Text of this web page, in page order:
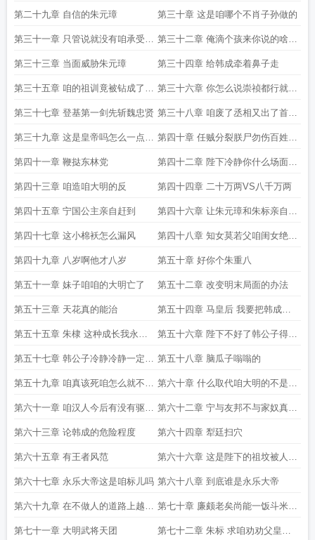
第二十九章 自信的朱元璋 第三十章 这是咱哪个不肖子孙做的
第三十一章 只管说就没有咱承受不
了的事
第三十二章 俺滴个孩来你说的啥咱
的大明亡了
第三十三章 当面威胁朱元璋 第三十四章 给韩成牵着鼻子走
第三十五章 咱的祖训竟被钻成了筛
子
第三十六章 你怎么说崇祯都行就是
不能说他不勤政
第三十七章 登基第一剑先斩魏忠贤 第三十八章 咱废了丞相又出了首辅
那咱这丞相不是白废了吗
第三十九章 这是皇帝吗怎么一点帝
王权术都没有
第四十章 任贼分裂朕尸勿伤百姓一
人
第四十一章 鞭挞东林党 第四十二章 陛下冷静你什么场面没
有经历过这些算什么一定要冷静
第四十三章 咱造咱大明的反 第四十四章 二十万两VS八千万两
第四十五章 宁国公主亲自赶到 第四十六章 让朱元璋和朱标亲自抬
着走的人
第四十七章 这小棉袄怎么漏风 第四十八章 知女莫若父咱闺女绝对
不会对韩成动心
第四十九章 八岁啊他才八岁 第五十章 好你个朱重八
第五十一章 妹子咱咱的大明亡了 第五十二章 改变明末局面的办法
第五十三章 天花真的能治 第五十四章 马皇后 我要把韩成收
为义子
第五十五章 朱棣 这种成长我永远
都不想要
第五十六章 陛下不好了韩公子得病
了
第五十七章 韩公子冷静冷静一定要
冷静
第五十八章 脑瓜子嗡嗡的
第五十九章 咱真该死咱怎么就不能
收收脾气呢
第六十章 什么取代咱大明的不是汉
人是清鞑子
第六十一章 咱汉人今后有没有驱除
鞑虏恢复中华
第六十二章 宁与友邦不与家奴真恬
不知耻
第六十三章 论韩成的危险程度 第六十四章 犁廷扫穴
第六十五章 有王者风范 第六十六章 这是陛下的祖坟被人刨
了
第六十七章 永乐大帝这是咱标儿吗 第六十八章 到底谁是永乐大帝
第六十九章 在不做人的道路上越走
越远
第七十章 廉颇老矣尚能一饭斗米肉
十斤
第七十一章 大明武将天团 第七十二章 朱标 求咱劝劝父皇那